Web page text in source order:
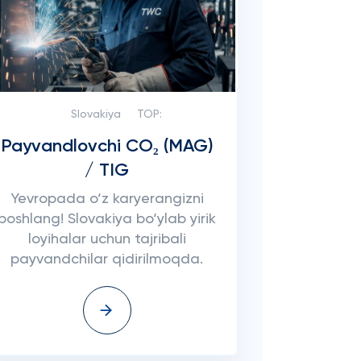
Slovakiya TOP:
Payvandlovchi CO₂ (MAG)
/ TIG
Yevropada o‘z karyerangizni
Slovakiya bo‘ylab yirik
loyihalar uchun tajribali
payvandchilar qidirilmoqda.